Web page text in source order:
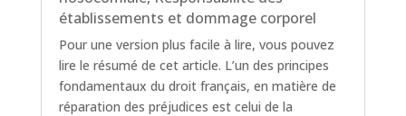
établissements et dommage corporel
Pour une version plus facile à lire, vous pouvez
lire le résumé de cet article. L’un des principes
fondamentaux du droit français, en matière de
réparation des préjudices est celui de la